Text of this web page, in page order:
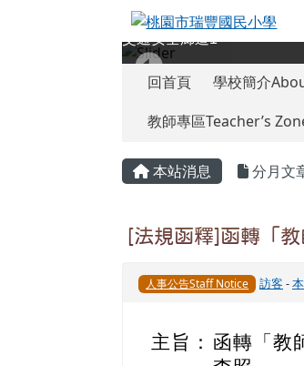
桃園市瑞豐國民小學
交通安全廊道1
回首頁
教師專區Teacher’s
主內容區域
本站消息 分月文
[法規函釋]函轉「
人事公告Staff Notice 訪客 -
主旨： 函轉「教